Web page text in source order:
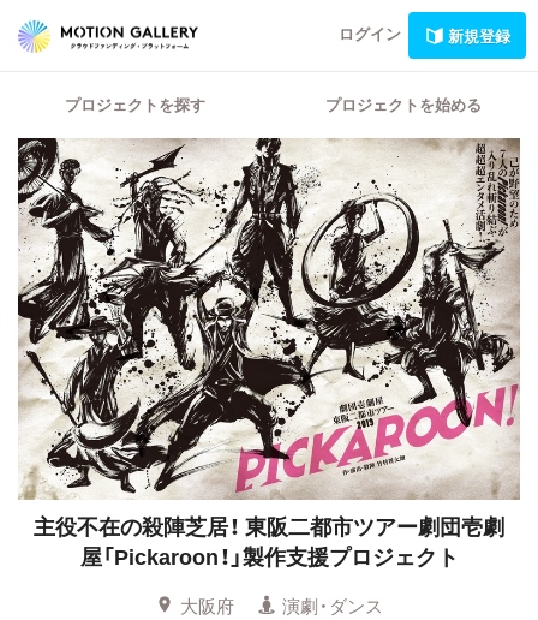
ログイン 新規登録
プロジェクトを探す プロジェクトを始める
主役不在の殺陣芝居！ 東阪二都市ツアー劇団壱劇
屋「Pickaroon！」製作支援プロジェクト
大阪府
演劇・ダンス